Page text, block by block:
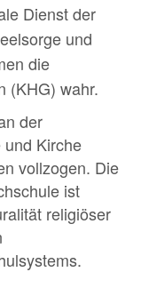
Dienst der
und
die
(KHG) wahr.
der
Kirche
vollzogen. Die
ist
religiöser